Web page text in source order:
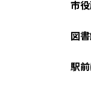
市
図
駅